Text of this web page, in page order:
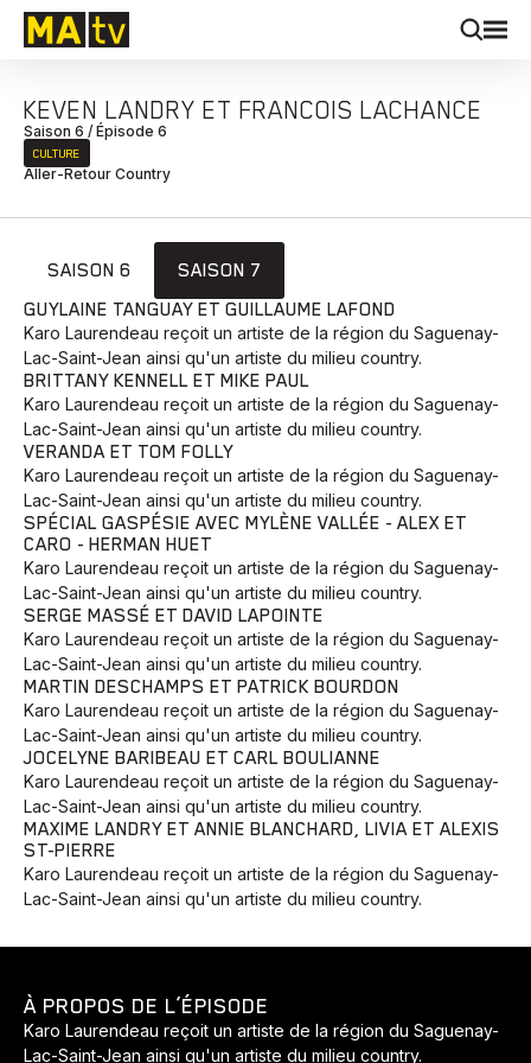
KEVEN LANDRY ET FRANCOIS LACHANCE
Saison 6 / Épisode 6
CULTURE
Aller-Retour Country
SAISON 6
SAISON 7
GUYLAINE TANGUAY ET GUILLAUME LAFOND
Karo Laurendeau reçoit un artiste de la région du Saguenay-
Lac-Saint-Jean ainsi qu'un artiste du milieu country.
BRITTANY KENNELL ET MIKE PAUL
Karo Laurendeau reçoit un artiste de la région du Saguenay-
Lac-Saint-Jean ainsi qu'un artiste du milieu country.
VERANDA ET TOM FOLLY
Karo Laurendeau reçoit un artiste de la région du Saguenay-
Lac-Saint-Jean ainsi qu'un artiste du milieu country.
SPÉCIAL GASPÉSIE AVEC MYLÈNE VALLÉE - ALEX ET
CARO - HERMAN HUET
Karo Laurendeau reçoit un artiste de la région du Saguenay-
Lac-Saint-Jean ainsi qu'un artiste du milieu country.
SERGE MASSÉ ET DAVID LAPOINTE
Karo Laurendeau reçoit un artiste de la région du Saguenay-
Lac-Saint-Jean ainsi qu'un artiste du milieu country.
MARTIN DESCHAMPS ET PATRICK BOURDON
Karo Laurendeau reçoit un artiste de la région du Saguenay-
Lac-Saint-Jean ainsi qu'un artiste du milieu country.
JOCELYNE BARIBEAU ET CARL BOULIANNE
Karo Laurendeau reçoit un artiste de la région du Saguenay-
Lac-Saint-Jean ainsi qu'un artiste du milieu country.
MAXIME LANDRY ET ANNIE BLANCHARD, LIVIA ET ALEXIS
ST-PIERRE
Karo Laurendeau reçoit un artiste de la région du Saguenay-
Lac-Saint-Jean ainsi qu'un artiste du milieu country.
À PROPOS DE L’ÉPISODE
Karo Laurendeau reçoit un artiste de la région du Saguenay-
Lac-Saint-Jean ainsi qu'un artiste du milieu country.